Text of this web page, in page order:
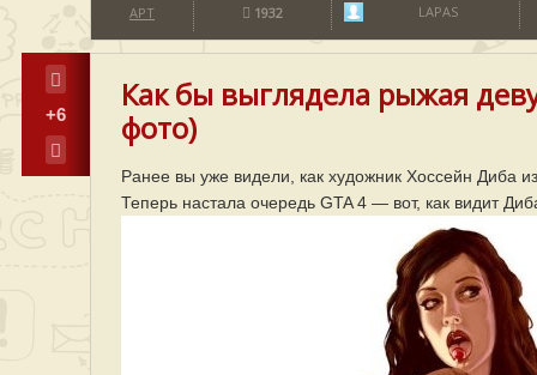
АРТ 1932 LAPAS
+6
Как бы выглядела рыжая
фото)
Ранее вы уже видели, как художник Хоссейн Диба
Теперь настала очередь GTA 4 — вот, как видит